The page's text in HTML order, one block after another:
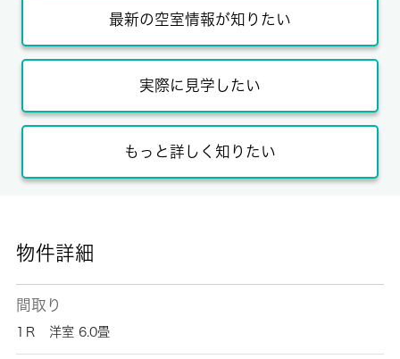
最新の空室情報が知りたい
実際に見学したい
もっと詳しく知りたい
物件詳細
間取り
1Ｒ 洋室 6.0畳